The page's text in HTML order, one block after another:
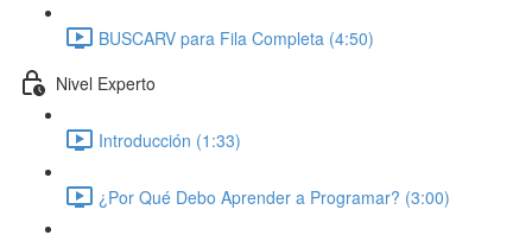
BUSCARV para Fila Completa (4:50)
Nivel Experto
Introducción (1:33)
¿Por Qué Debo Aprender a Programar? (3:00)